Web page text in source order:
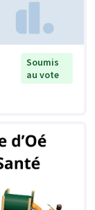
Soumis
au vote